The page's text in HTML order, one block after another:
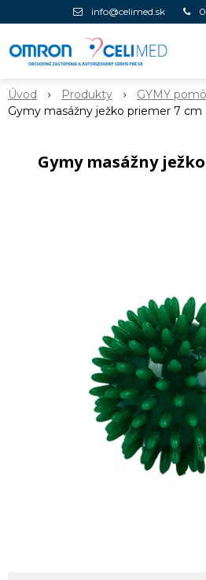
info@celimed.sk
Úvod Produkty
GYMY
Gymy masážny ježko priemer 7 cm
Gymy masážny